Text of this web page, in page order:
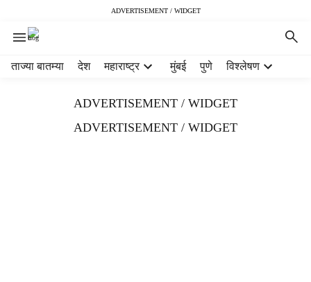
ADVERTISEMENT / WIDGET
ताज्या बातम्या देश महाराष्ट्र मुंबई पुणे विश्लेषण
ADVERTISEMENT / WIDGET
ADVERTISEMENT / WIDGET